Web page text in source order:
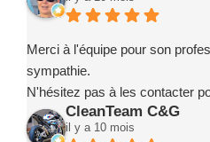
Merci à l'équipe pour son
sympathie.
N'hésitez pas à les contacter
CleanTeam C&G
il y a 10 mois